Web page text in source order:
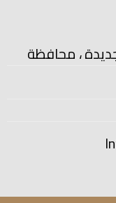
، محافظة